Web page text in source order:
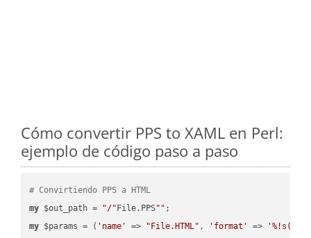
Cómo convertir PPS to XAML en Perl:
ejemplo de código paso a paso
# Convirtiendo PPS a HTML
my $out_path = "/" File.PPS""
my $params = ( 'name' => "File.HTML" , 'format' =>